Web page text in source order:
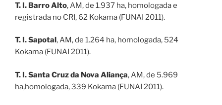
T. I. Barro Alto, AM, de 1.937 ha, homologada e
registrada no CRI, 62 Kokama (FUNAI 2011).
T. I. Sapotal, AM, de 1.264 ha, homologada, 524
Kokama (FUNAI 2011).
T. I. Santa Cruz da Nova Aliança, AM, de 5.969
ha,homologada, 339 Kokama (FUNAI 2011).